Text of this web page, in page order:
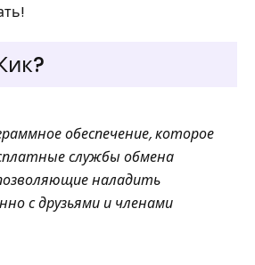
обеспечение, которое
службы обмена
наладить
с друзьями и членами